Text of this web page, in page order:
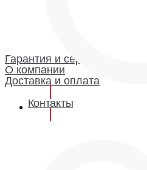
Гарантия и сервис
О компании
Доставка и оплата
Контакты